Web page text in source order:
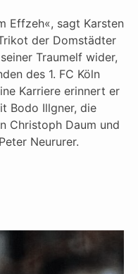
Effzeh«, sagt Karsten
der Domstädter
Traumelf wider,
des 1. FC Köln
Karriere erinnert er
Bodo Illgner, die
Christoph Daum und
Neururer.